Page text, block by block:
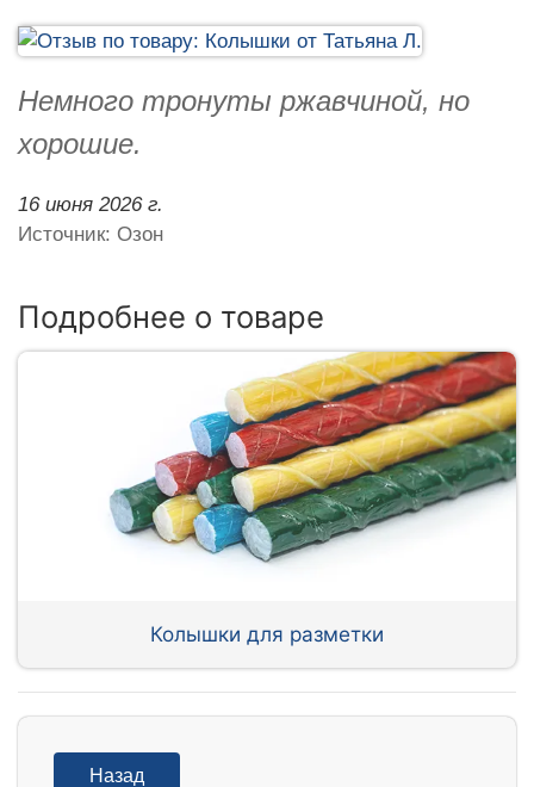
Немного тронуты ржавчиной, но
хорошие.
16 июня 2026 г.
Источник: Озон
Подробнее о товаре
Колышки для разметки
Назад